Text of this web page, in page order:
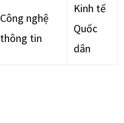
Công nghệ
thông tin
Kinh tế
Quốc
dân